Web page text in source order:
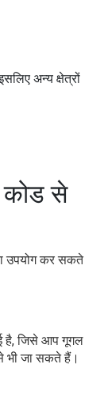
अन्य क्षेत्रों
कोड से
उपयोग कर सकते
है, जिसे आप गूगल
भी जा सकते हैं।